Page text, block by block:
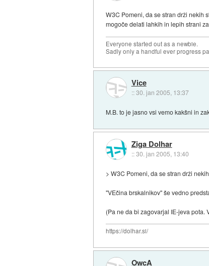
W3C Pomeni, da se stran drži nekih
mogoče delati lahkih in lepih strani
Everyone started out as a newbie.
Sadly only a handful ever progress
Vice
::30. jan 2005, 13:37
M.B. to je jasno vsi vemo kakšni in
Ziga Dolhar
::30. jan 2005, 13:40
> W3C Pomeni, da se stran drži
"VEčina brskalnikov" še vedno
(Pa ne da bi zagovarjal IE-jeva pota.
https://dolhar.si/
OwcA